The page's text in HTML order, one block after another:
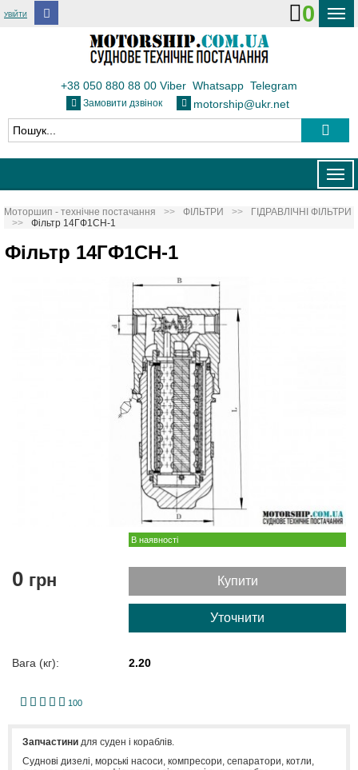
УВІЙТИ
ДОСТАВКА І ОПЛАТА
ТЕПЛОВОЗИ
КОНТАКТИ
0
+38 050 880 88 00 Viber Whatsapp Telegram
Замовити дзвінок motorship@ukr.net
Моторшип - технічне постачання ФІЛЬТРИ
ГІДРАВЛІЧНІ ФІЛЬТРИ
Фільтр 14ГФ1СН-1
Фільтр 14ГФ1СН-1
В наявності
0 грн Купити
Уточнити
Вага (кг): 2.20
100
12345
Запчастинидля суден і кораблів.
Cуднові дизелі, морські насоси, компресори, сепаратори, котли,